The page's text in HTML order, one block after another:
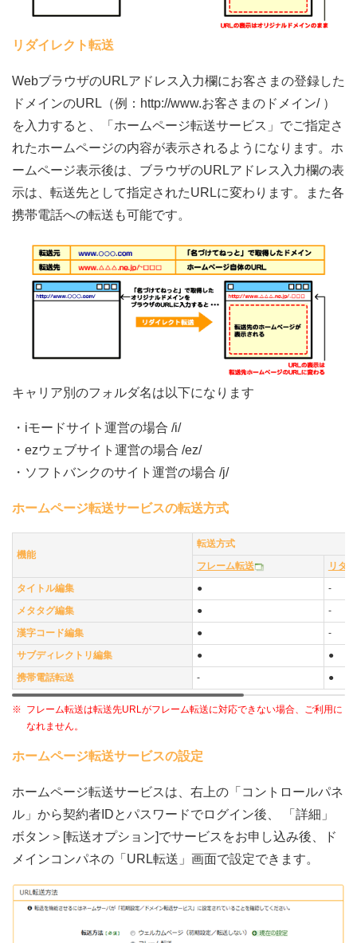
リダイレクト転送
WebブラウザのURLアドレス入力欄にお客さまの登録した
ドメインのURL（例：http://www.お客さまのドメイン/ ）
を入力すると、「ホームページ転送サービス」でご指定さ
れたホームページの内容が表示されるようになります。ホ
ームページ表示後は、ブラウザのURLアドレス入力欄の表
示は、転送先として指定されたURLに変わります。また各
携帯電話への転送も可能です。
キャリア別のフォルダ名は以下になります
・iモードサイト運営の場合 /i/
・ezウェブサイト運営の場合 /ez/
・ソフトバンクのサイト運営の場合 /j/
ホームページ転送サービスの転送方式
機能
転送方式
フレーム転送
リダ
タイトル編集
●
-
メタタグ編集
●
-
漢字コード編集
●
-
サブディレクトリ編集
●
●
携帯電話転送
- ●
※ フレーム転送は転送先URLがフレーム転送に対応できない場合、ご利用に
なれません。
ホームページ転送サービスの設定
ホームページ転送サービスは、右上の「コントロールパネ
ル」から契約者IDとパスワードでログイン後、 「詳細」
ボタン＞[転送オプション]でサービスをお申し込み後、ド
メインコンパネの「URL転送」画面で設定できます。